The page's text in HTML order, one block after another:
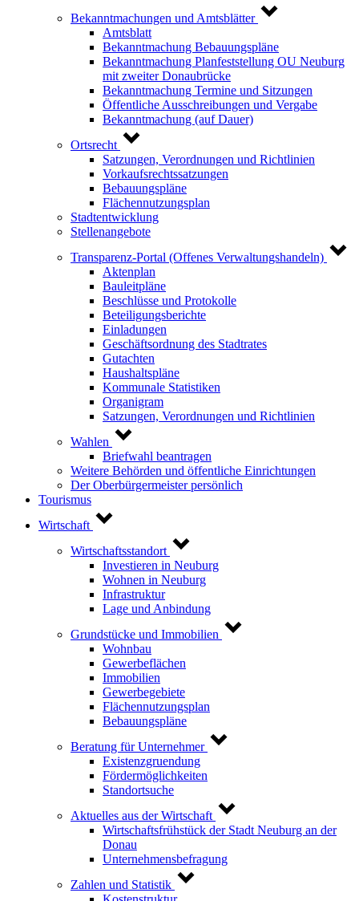
Bekanntmachungen und Amtsblätter
Amtsblatt
Bekanntmachung Bebauungspläne
Bekanntmachung Planfeststellung OU Neuburg
mit zweiter Donaubrücke
Bekanntmachung Termine und Sitzungen
Öffentliche Ausschreibungen und Vergabe
Bekanntmachung (auf Dauer)
Ortsrecht
Satzungen, Verordnungen und Richtlinien
Vorkaufsrechtssatzungen
Bebauungspläne
Flächennutzungsplan
Stadtentwicklung
Stellenangebote
Transparenz-Portal (Offenes Verwaltungshandeln)
Aktenplan
Bauleitpläne
Beschlüsse und Protokolle
Beteiligungsberichte
Einladungen
Geschäftsordnung des Stadtrates
Gutachten
Haushaltspläne
Kommunale Statistiken
Organigram
Satzungen, Verordnungen und Richtlinien
Wahlen
Briefwahl beantragen
Weitere Behörden und öffentliche Einrichtungen
Der Oberbürgermeister persönlich
Tourismus
Wirtschaft
Wirtschaftsstandort
Investieren in Neuburg
Wohnen in Neuburg
Infrastruktur
Lage und Anbindung
Grundstücke und Immobilien
Wohnbau
Gewerbeflächen
Immobilien
Gewerbegebiete
Flächennutzungsplan
Bebauungspläne
Beratung für Unternehmer
Existenzgruendung
Fördermöglichkeiten
Standortsuche
Aktuelles aus der Wirtschaft
Wirtschaftsfrühstück der Stadt Neuburg an der
Donau
Unternehmensbefragung
Zahlen und Statistik